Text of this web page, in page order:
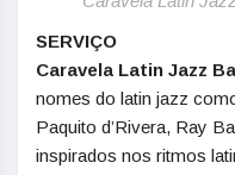
SERVIÇO
Caravela Latin Jazz
nomes do latin jazz
Paquito d’Rivera, Ray
inspirados nos ritmos